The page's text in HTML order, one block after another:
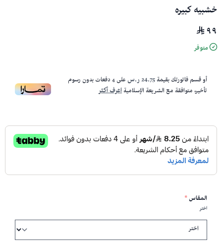
خشبيه كبيره
٩٩
متوفر
أو قسم فاتورتك بقيمة24.75 ر.س على4دفعات بدون رسوم
تأخير، متوافقة مع الشريعة الإسلاميةاعرف أكثر
المقاس*
اختر